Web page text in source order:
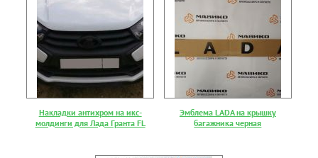
Накладки антихром на икс-
молдинги для Лада Гранта FL
Эмблема LADA на крышку
багажника черная